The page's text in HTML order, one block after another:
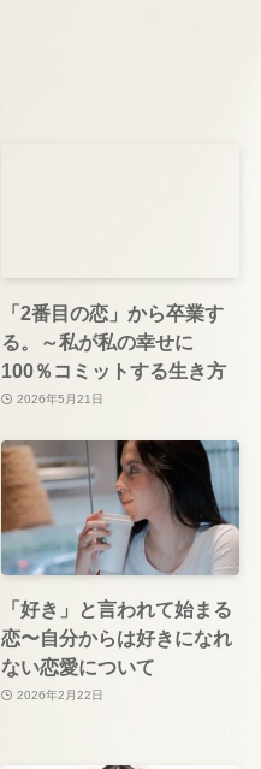
「2番目の恋」から卒業す
る。～私が私の幸せに
100％コミットする生き方
2026年5月21日
「好き」と言われて始まる
恋〜自分からは好きになれ
ない恋愛について
2026年2月22日